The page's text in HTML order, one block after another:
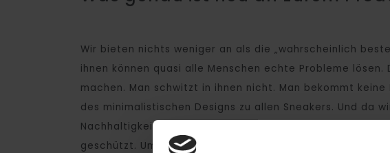
Wir bieten nichts weniger an als die „wahrscheinlich
ihnen können quasi alle Menschen echte Probleme
machen. Man schwitzt in ihnen nicht. Man bekommt
des minimalistischen Designs zu allen Sneakers. Und da
Nachhaltigkeit (GOTS) produzieren, werden durch den
geschützt. Um das zu verstärken, wird pro Bestellung ein